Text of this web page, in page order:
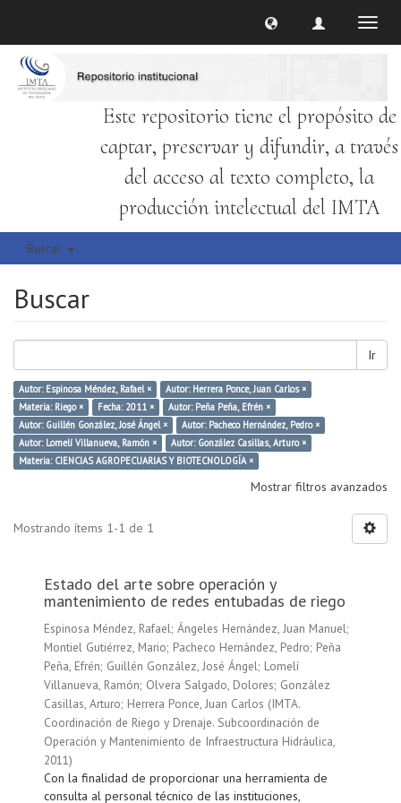
Este repositorio tiene el propósito de
captar, preservar y difundir, a través
del acceso al texto completo, la
producción intelectual del IMTA
Buscar
Buscar
Ir
Autor: Espinosa Méndez, Rafael ×
Autor: Herrera Ponce, Juan Carlos ×
Materia: Riego ×
Fecha: 2011 ×
Autor: Peña Peña, Efrén ×
Autor: Guillén González, José Ángel ×
Autor: Pacheco Hernández, Pedro ×
Autor: Lomelí Villanueva, Ramón ×
Autor: González Casillas, Arturo ×
Materia: CIENCIAS AGROPECUARIAS Y BIOTECNOLOGÍA ×
Mostrar filtros avanzados
Mostrando ítems 1-1 de 1
Estado del arte sobre operación y
mantenimiento de redes entubadas de riego
Espinosa Méndez, Rafael; Ángeles Hernández, Juan Manuel;
Montiel Gutiérrez, Mario; Pacheco Hernández, Pedro; Peña
Peña, Efrén; Guillén González, José Ángel; Lomelí
Villanueva, Ramón; Olvera Salgado, Dolores; González
Casillas, Arturo; Herrera Ponce, Juan Carlos (IMTA.
Coordinación de Riego y Drenaje. Subcoordinación de
Operación y Mantenimiento de Infraestructura Hidráulica,
2011)
Con la finalidad de proporcionar una herramienta de
consulta al personal técnico de las instituciones,